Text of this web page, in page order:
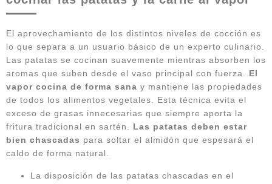
El aprovechamiento de los distintos niveles de cocción es
lo que separa a un usuario básico de un experto culinario.
Las patatas se cocinan suavemente mientras absorben los
aromas que suben desde el vaso principal con fuerza. El
vapor cocina de forma sana y mantiene las propiedades
de todos los alimentos vegetales. Esta técnica evita el
exceso de grasas innecesarias que siempre aporta la
fritura tradicional en sartén. Las patatas deben estar
bien chascadas para soltar el almidón que espesará el
caldo de forma natural.
La disposición de las patatas chascadas en el